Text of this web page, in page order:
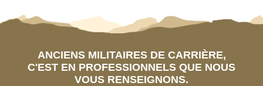
ANCIENS MILITAIRES DE CARRIÈRE,
C'EST EN PROFESSIONNELS QUE NOUS
VOUS RENSEIGNONS.